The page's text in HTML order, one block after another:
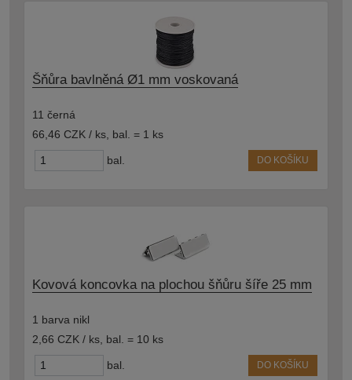
Šňůra bavlněná Ø1 mm voskovaná
11 černá
66,46 CZK / ks bal. = 1 ks
bal. DO KOŠÍKU
Kovová koncovka na plochou šňůru šíře 25 mm
1 barva nikl
2,66 CZK / ks bal. = 10 ks
bal. DO KOŠÍKU